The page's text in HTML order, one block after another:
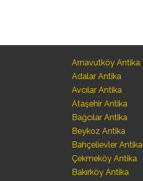
Arnavutköy Antika
Adalar Antika
Avcılar Antika
Ataşehir Antika
Bağcılar Antika
Beykoz Antika
Bahçelievler Antika
Çekmeköy Antika
Bakırköy Antika